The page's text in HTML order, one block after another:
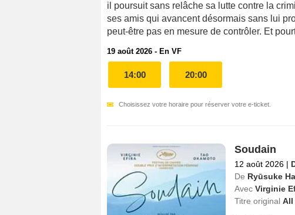
il poursuit sans relâche sa lutte contre la
ses amis qui avancent désormais sans lui
peut-être pas en mesure de contrôler. Et
19 août 2026 - En VF
14:00 20:00
Choisissez votre horaire pour réserver votre e-ticket.
Soudain
12 août 2026 |
De Ryūsuke
Avec Virginie
Titre original All